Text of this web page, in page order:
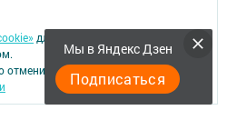
Мы в Яндекс Дзен
Подписаться
для персонализации сервисов и
в настройках браузера.